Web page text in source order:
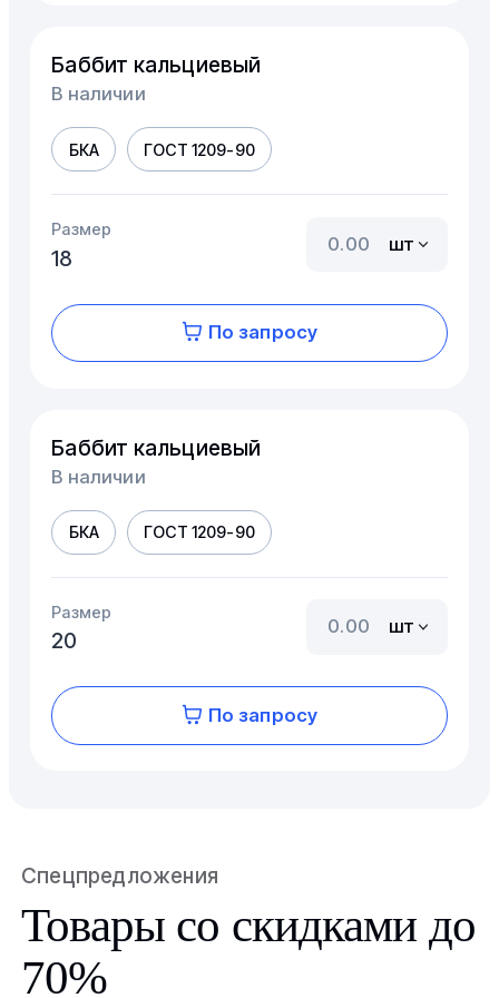
Баббит кальциевый
В наличии
БКА ГОСТ 1209-90
Размер
18
шт
По запросу
Баббит кальциевый
В наличии
БКА ГОСТ 1209-90
Размер
20
шт
По запросу
Спецпредложения
Товары со скидками до
70%